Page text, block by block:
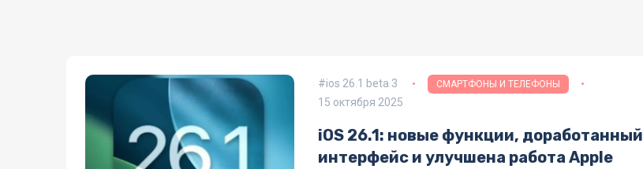
ios 26.1 beta 3 СМАРТФОНЫ И ТЕЛЕФОНЫ
15 октября 2025
iOS 26.1: новые функции, доработанный
интерфейс и улучшена работа Apple